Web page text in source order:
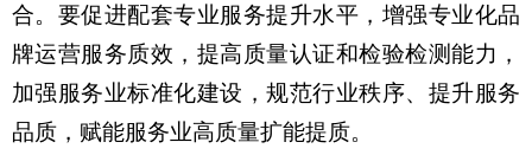
合。要促进配套专业服务提升水平，增强专业化品
牌运营服务质效，提高质量认证和检验检测能力，
加强服务业标准化建设，规范行业秩序、提升服务
品质，赋能服务业高质量扩能提质。